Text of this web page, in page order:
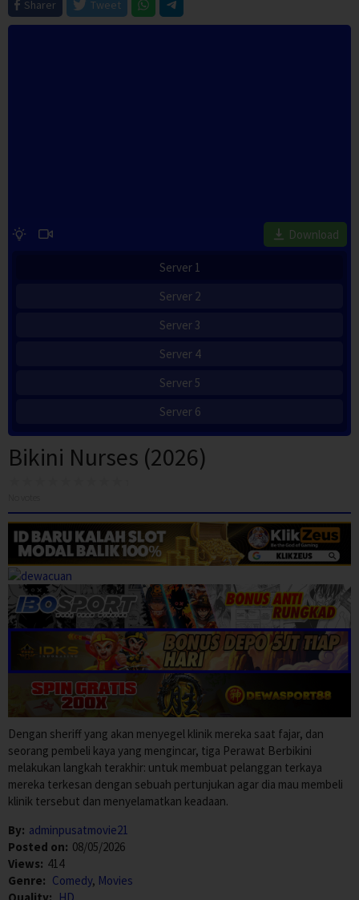
Sharer
Tweet
Download
Server 1
Server 2
Server 3
Server 4
Server 5
Server 6
Bikini Nurses (2026)
Dengan sheriff yang akan menyegel klinik mereka saat fajar, dan
seorang pembeli kaya yang mengincar, tiga Perawat Berbikini
melakukan langkah terakhir: untuk membuat pelanggan terkaya
mereka terkesan dengan sebuah pertunjukan agar dia mau membeli
klinik tersebut dan menyelamatkan keadaan.
By: adminpusatmovie21
Posted on: 08/05/2026
Views: 414
Genre: Comedy, Movies